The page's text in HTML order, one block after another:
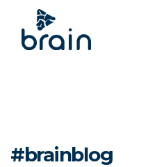
#brainblog